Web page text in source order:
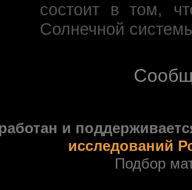
состоит в том,
Солнечной
и
исследований
Подбор